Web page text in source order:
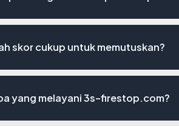
skor cukup untuk memutuskan?
yang melayani 3s-firestop.com?